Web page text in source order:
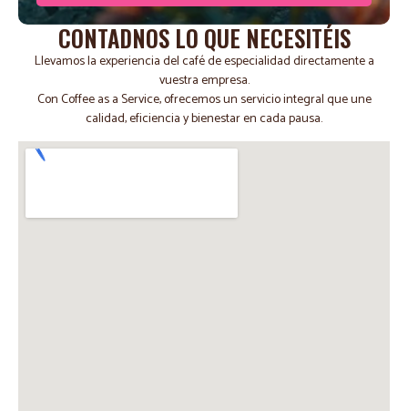
Alternative:
CONTADNOS LO QUE NECESITÉIS
Llevamos la experiencia del café de especialidad directamente a
vuestra empresa.
Con Coffee as a Service, ofrecemos un servicio integral que une
calidad, eficiencia y bienestar en cada pausa.